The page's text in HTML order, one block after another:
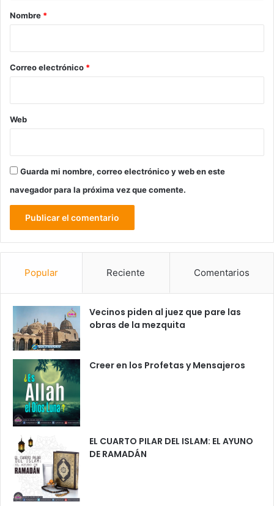
r
*
Nombre *
Correo electrónico *
Web
Guarda mi nombre, correo electrónico y web en este
navegador para la próxima vez que comente.
Popular Reciente Comentarios
Vecinos piden al juez que pare las
obras de la mezquita
Creer en los Profetas y Mensajeros
EL CUARTO PILAR DEL ISLAM: EL AYUNO
DE RAMADÁN